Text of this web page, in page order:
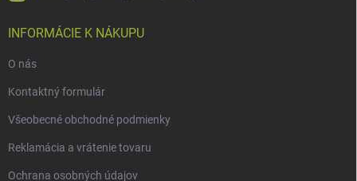
INFORMÁCIE K NÁKUPU
O nás
Kontaktný formulár
Všeobecné obchodné podmienky
Reklamácia a vrátenie tovaru
Ochrana osobných údajov